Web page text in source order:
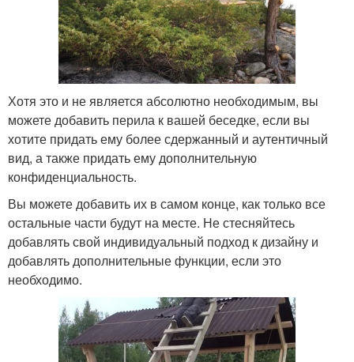
Хотя это и не является абсолютно необходимым, вы
можете добавить перила к вашей беседке, если вы
хотите придать ему более сдержанный и аутентичный
вид, а также придать ему дополнительную
конфиденциальность.
Вы можете добавить их в самом конце, как только все
остальные части будут на месте. Не стесняйтесь
добавлять свой индивидуальный подход к дизайну и
добавлять дополнительные функции, если это
необходимо.